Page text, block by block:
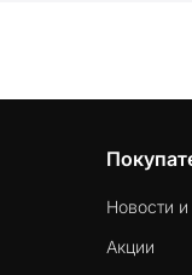
Новости
Акции